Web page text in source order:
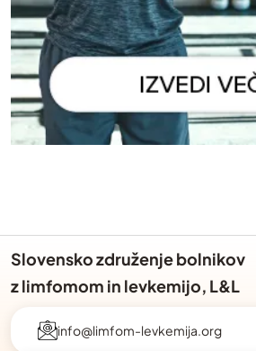
Slovensko združenje bolnikov
z limfomom in levkemijo, L&L
info@limfom-levkemija.org